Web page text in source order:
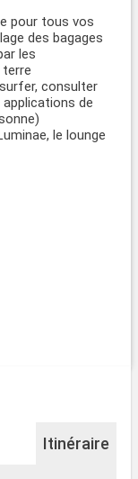
pour tous vos
des bagages
les
consulter
de
le lounge
Itinéraire